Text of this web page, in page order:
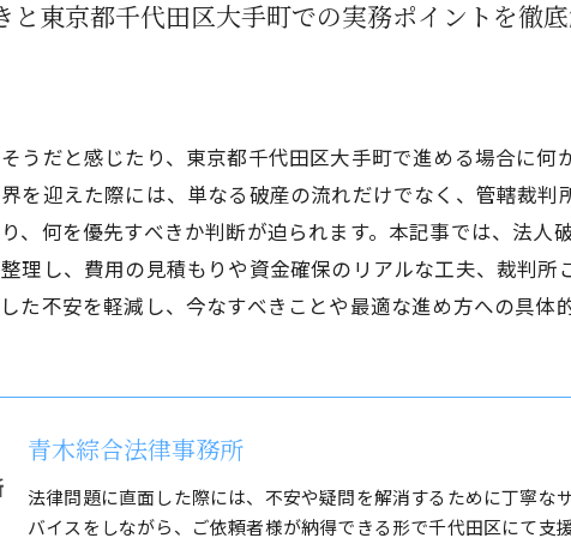
と東京都千代田区大手町での実務ポイントを徹
うだと感じたり、東京都千代田区大手町で進める場合に
を迎えた際には、単なる破産の流れだけでなく、管轄裁判
、何を優先すべきか判断が迫られます。本記事では、法
理し、費用の見積もりや資金確保のリアルな工夫、裁判
た不安を軽減し、今なすべきことや最適な進め方への具体
青木綜合法律事務所
法律問題に直面した際には、不安や疑問を解消するために丁寧
バイスをしながら、ご依頼者様が納得できる形で千代田区にて支